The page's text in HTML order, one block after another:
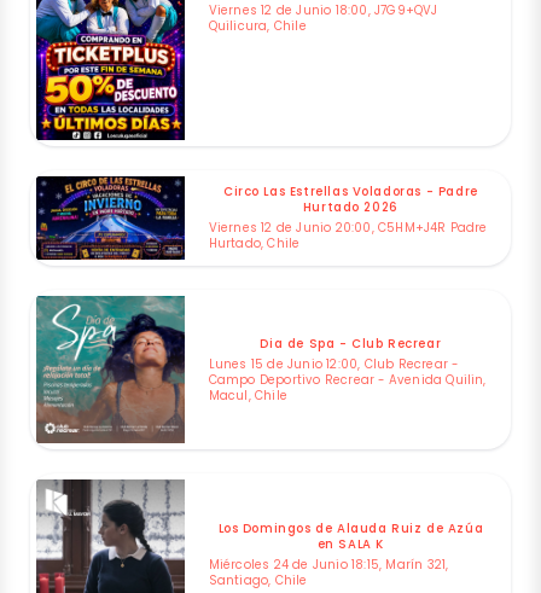
Viernes 12 de Junio 18:00, J7G9+QVJ
Quilicura, Chile
Circo Las Estrellas Voladoras - Padre
Hurtado 2026
Viernes 12 de Junio 20:00, C5HM+J4R Padre
Hurtado, Chile
Dia de Spa - Club Recrear
Lunes 15 de Junio 12:00, Club Recrear -
Campo Deportivo Recrear - Avenida Quilin,
Macul, Chile
Los Domingos de Alauda Ruiz de Azúa
en SALA K
Miércoles 24 de Junio 18:15, Marín 321,
Santiago, Chile